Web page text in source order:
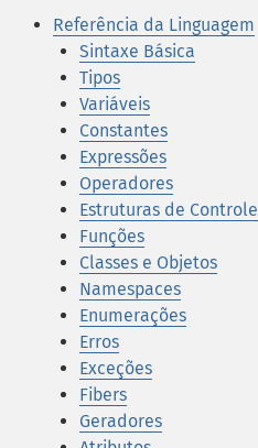
Referência da Linguagem
Sintaxe Básica
Tipos
Variáveis
Constantes
Expressões
Operadores
Estruturas de Controle
Funções
Classes e Objetos
Namespaces
Enumerações
Erros
Exceções
Fibers
Geradores